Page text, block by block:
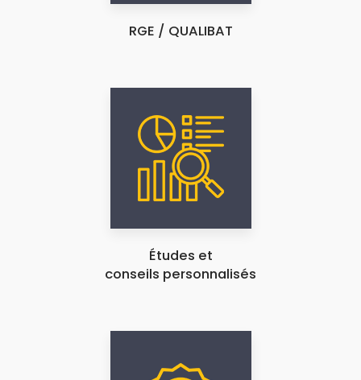
RGE / QUALIBAT
Études et
conseils personnalisés